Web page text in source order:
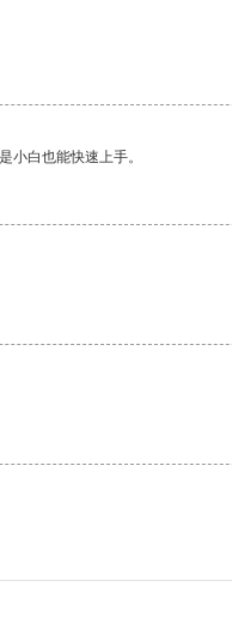
小白也能快速上手。